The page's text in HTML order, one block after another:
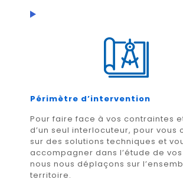
Périmètre d’intervention
Pour faire face à vos contraintes
d’un seul interlocuteur, pour vous
sur des solutions techniques et
accompagner dans l’étude de
nous nous déplaçons sur
territoire.